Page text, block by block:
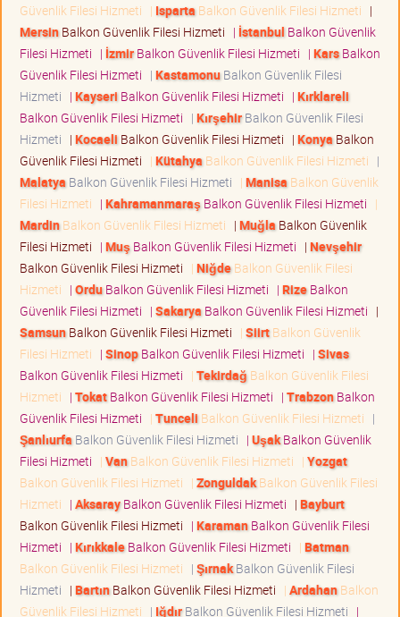
Güvenlik Filesi Hizmeti | Isparta Balkon Güvenlik Filesi Hizmeti |
MersinBalkon Güvenlik Filesi Hizmeti | İstanbul Balkon Güvenlik
Filesi Hizmeti | İzmirBalkon Güvenlik Filesi Hizmeti | KarsBalkon
Güvenlik Filesi Hizmeti | KastamonuBalkon Güvenlik Filesi
Hizmeti | Kayseri Balkon Güvenlik Filesi Hizmeti | Kırklareli
Balkon Güvenlik Filesi Hizmeti | KırşehirBalkon Güvenlik Filesi
Hizmeti | Kocaeli Balkon Güvenlik Filesi Hizmeti | Konya Balkon
Güvenlik Filesi Hizmeti | Kütahya Balkon Güvenlik Filesi Hizmeti |
Malatya Balkon Güvenlik Filesi Hizmeti | Manisa Balkon Güvenlik
Filesi Hizmeti | Kahramanmaraş Balkon Güvenlik Filesi Hizmeti |
MardinBalkon Güvenlik Filesi Hizmeti | Muğla Balkon Güvenlik
Filesi Hizmeti | Muş Balkon Güvenlik Filesi Hizmeti | Nevşehir
Balkon Güvenlik Filesi Hizmeti | NiğdeBalkon Güvenlik Filesi
Hizmeti | OrduBalkon Güvenlik Filesi Hizmeti | RizeBalkon
Güvenlik Filesi Hizmeti | Sakarya Balkon Güvenlik Filesi Hizmeti |
SamsunBalkon Güvenlik Filesi Hizmeti | SiirtBalkon Güvenlik
Filesi Hizmeti | SinopBalkon Güvenlik Filesi Hizmeti | Sivas
Balkon Güvenlik Filesi Hizmeti | Tekirdağ Balkon Güvenlik Filesi
Hizmeti | TokatBalkon Güvenlik Filesi Hizmeti | TrabzonBalkon
Güvenlik Filesi Hizmeti | Tunceli Balkon Güvenlik Filesi Hizmeti |
Şanlıurfa Balkon Güvenlik Filesi Hizmeti | UşakBalkon Güvenlik
Filesi Hizmeti | VanBalkon Güvenlik Filesi Hizmeti | Yozgat
Balkon Güvenlik Filesi Hizmeti | ZonguldakBalkon Güvenlik Filesi
Hizmeti | AksarayBalkon Güvenlik Filesi Hizmeti | Bayburt
Balkon Güvenlik Filesi Hizmeti | KaramanBalkon Güvenlik Filesi
Hizmeti | KırıkkaleBalkon Güvenlik Filesi Hizmeti | Batman
Balkon Güvenlik Filesi Hizmeti | ŞırnakBalkon Güvenlik Filesi
Hizmeti | BartınBalkon Güvenlik Filesi Hizmeti | ArdahanBalkon
Güvenlik Filesi Hizmeti | IğdırBalkon Güvenlik Filesi Hizmeti |